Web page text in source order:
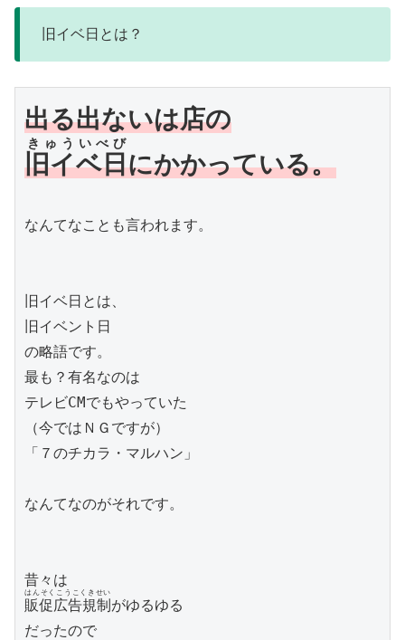
旧イベ日とは？
旧イベ日
きゅういべび
にかかっている。
なんてなことも言われます。
旧イベ日とは、
旧イベント日
の略語です。
最も？有名なのは
テレビCMでもやっていた
（今ではＮＧですが）
「７のチカラ・マルハン」
なんてなのがそれです。
販促広告規制
はんそくこうこくきせい
がゆるゆる
だったので